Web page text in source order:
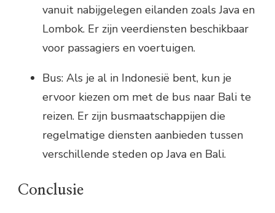
vanuit nabijgelegen eilanden zoals Java en
Lombok. Er zijn veerdiensten beschikbaar
voor passagiers en voertuigen.
Bus: Als je al in Indonesië bent, kun je
ervoor kiezen om met de bus naar Bali te
reizen. Er zijn busmaatschappijen die
regelmatige diensten aanbieden tussen
verschillende steden op Java en Bali.
Conclusie